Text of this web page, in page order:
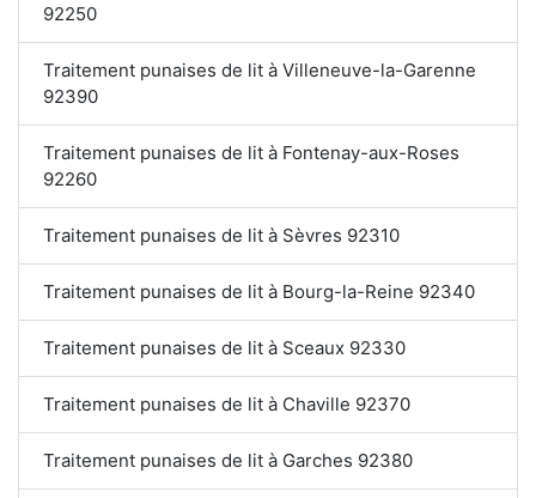
92250
Traitement punaises de lit à Villeneuve-la-Garenne
92390
Traitement punaises de lit à Fontenay-aux-Roses
92260
Traitement punaises de lit à Sèvres 92310
Traitement punaises de lit à Bourg-la-Reine 92340
Traitement punaises de lit à Sceaux 92330
Traitement punaises de lit à Chaville 92370
Traitement punaises de lit à Garches 92380